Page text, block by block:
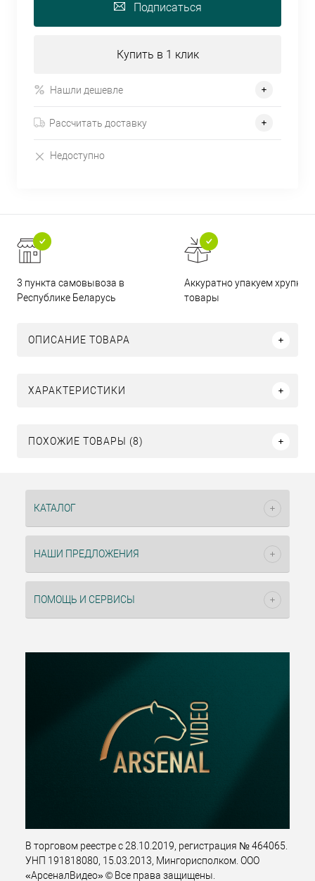
Подписаться
Купить в 1 клик
Нашли дешевле
Рассчитать доставку
Недоступно
3 пункта самовывоза в
Республике Беларусь
Аккуратно упакуем хрупкие
товары
ОПИСАНИЕ ТОВАРА
ХАРАКТЕРИСТИКИ
ПОХОЖИЕ ТОВАРЫ (8)
КАТАЛОГ
НАШИ ПРЕДЛОЖЕНИЯ
ПОМОЩЬ И СЕРВИСЫ
В торговом реестре с 28.10.2019, регистрация № 464065.
УНП 191818080, 15.03.2013, Мингорисполком. ООО
«АрсеналВидео» © Все права защищены.